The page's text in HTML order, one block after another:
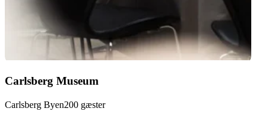
Carlsberg
Carlsberg Museum
Carlsberg Byen200 gæster